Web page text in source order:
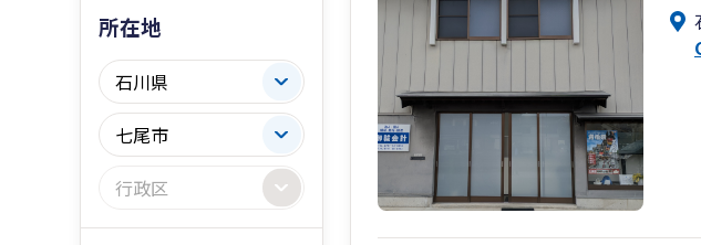
所在地